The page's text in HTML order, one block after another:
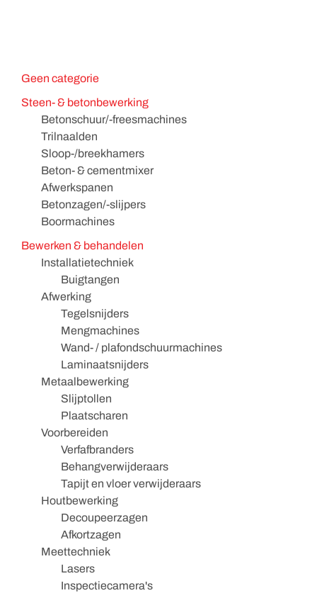
Geen categorie
Steen- & betonbewerking
Betonschuur/-freesmachines
Trilnaalden
Sloop-/breekhamers
Beton- & cementmixer
Afwerkspanen
Betonzagen/-slijpers
Boormachines
Bewerken & behandelen
Installatietechniek
Buigtangen
Afwerking
Tegelsnijders
Mengmachines
Wand- / plafondschuurmachines
Laminaatsnijders
Metaalbewerking
Slijptollen
Plaatscharen
Voorbereiden
Verfafbranders
Behangverwijderaars
Tapijt en vloer verwijderaars
Houtbewerking
Decoupeerzagen
Afkortzagen
Meettechniek
Lasers
Inspectiecamera's